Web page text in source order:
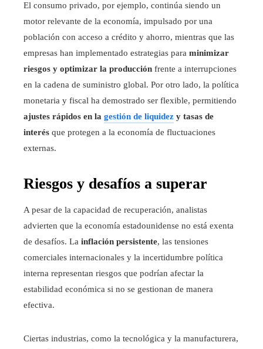
El consumo privado, por ejemplo, continúa siendo un
motor relevante de la economía, impulsado por una
población con acceso a crédito y ahorro, mientras que las
empresas han implementado estrategias para minimizar
riesgos y optimizar la producción frente a interrupciones
en la cadena de suministro global. Por otro lado, la política
monetaria y fiscal ha demostrado ser flexible, permitiendo
ajustes rápidos en la gestión de liquidez y tasas de
interés que protegen a la economía de fluctuaciones
externas.
Riesgos y desafíos a superar
A pesar de la capacidad de recuperación, analistas
advierten que la economía estadounidense no está exenta
de desafíos. La inflación persistente, las tensiones
comerciales internacionales y la incertidumbre política
interna representan riesgos que podrían afectar la
estabilidad económica si no se gestionan de manera
efectiva.
Ciertas industrias, como la tecnológica y la manufacturera,